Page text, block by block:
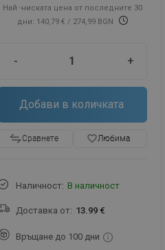
Най -ниската цена от последните 30
дни: 140,79 €/ 274,99 BGN
- +
Добави в количката
Сравнете favorite_borderЛюбима
Наличност: В наличност
Доставка от: 13.99 €
Връщане до 100 дни